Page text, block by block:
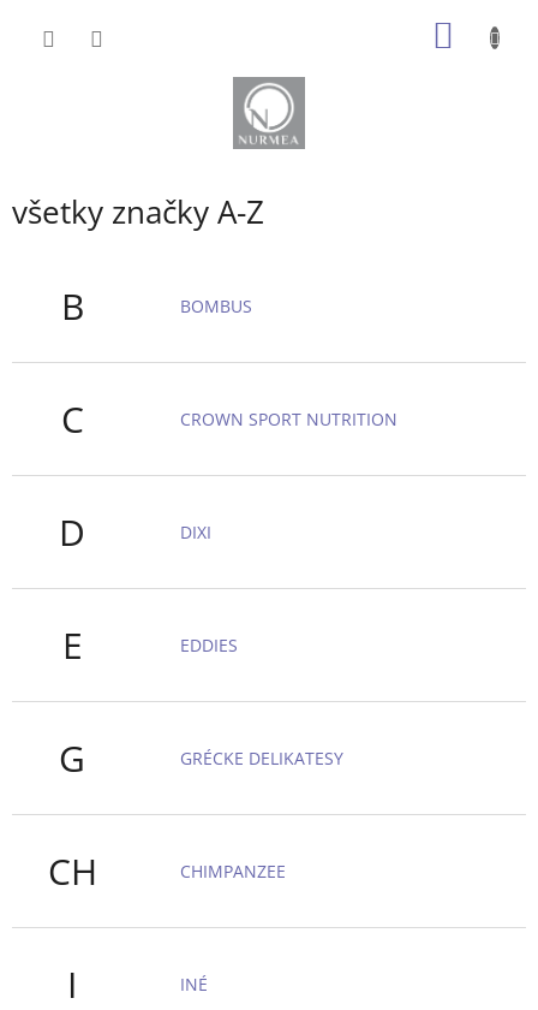
všetky značky A-Z
B BOMBUS
C CROWN SPORT NUTRITION
D DIXI
E EDDIES
G GRÉCKE DELIKATESY
CH CHIMPANZEE
I INÉ